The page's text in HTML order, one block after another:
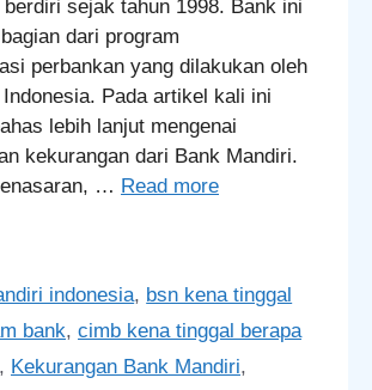
sejak tahun 1998. Bank ini
dari program
perbankan yang dilakukan oleh
Indonesia. Pada artikel kali ini
lebih lanjut mengenai
kekurangan dari Bank Mandiri.
… Read more
indonesia, bsn kena tinggal
bank, cimb kena tinggal berapa
, Kekurangan Bank Mandiri,